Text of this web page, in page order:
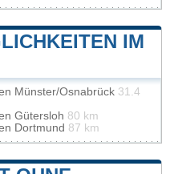
IM
Münster/Osnabrück 31.4
Gütersloh 80 km
Dortmund 87 km